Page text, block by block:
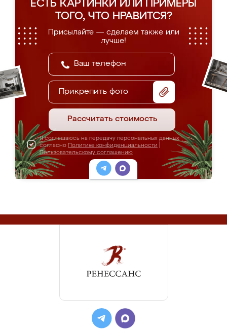
ЕСТЬ КАРТИНКИ ИЛИ ПРИМЕРЫ
ТОГО, ЧТО НРАВИТСЯ?
Присылайте — сделаем также или
лучше!
Прикрепить фото
Рассчитать стоимость
Я соглашаюсь на передачу персональных данных
согласно Политике конфиденциальности
Пользовательскому соглашению